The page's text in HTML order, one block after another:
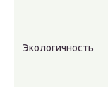
Экологичность